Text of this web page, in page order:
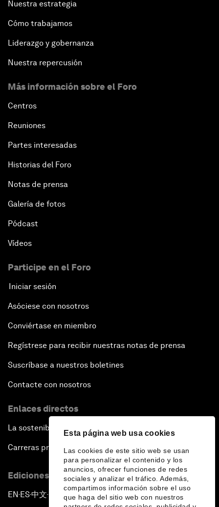
Esta página web usa cookies
Las cookies de este sitio web se usan
para personalizar el contenido y los
anuncios, ofrecer funciones de redes
sociales y analizar el tráfico. Además,
compartimos información sobre el uso
que haga del sitio web con nuestros
Nuestra estrategia
Cómo trabajamos
Liderazgo y gobernanza
Nuestra repercusión
Más información sobre el Foro
Centros
Reuniones
Partes interesadas
Historias del Foro
Notas de prensa
Galería de fotos
Pódcast
Vídeos
Participe en el Foro
Iniciar sesión
Asóciese con nosotros
Conviértase en miembro
Regístrese para recibir nuestras notas de prensa
Suscríbase a nuestros boletines
Contacte con nosotros
Enlaces directos
La sostenibilidad en el Foro
Carreras profesionales
Ediciones en otros idiomas
EN ▪ES▪中文▪ 日本語